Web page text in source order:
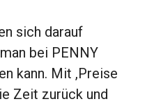
sich darauf
bei PENNY
kann. Mit ,Preise
Zeit zurück und